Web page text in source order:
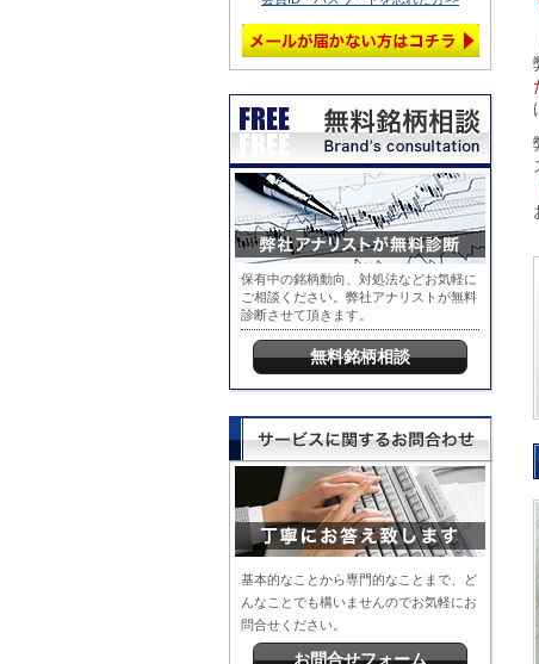
保有中の銘柄動向、対処法などお気軽に
ご相談ください。弊社アナリストが無料
診断させて頂きます。
無料銘柄相談
基本的なことから専門的なことまで、ど
んなことでも構いませんのでお気軽にお
問合せください。
お問合せフォーム